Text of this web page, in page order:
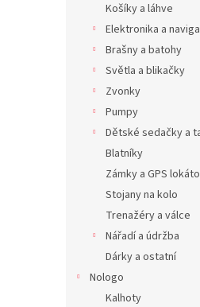
Košíky a láhve
Elektronika a
Brašny a batohy
Světla a blikačky
Zvonky
Pumpy
Dětské sedačky a
Blatníky
Zámky a GPS
Stojany na kolo
Trenažéry a válce
Nářadí a údržba
Dárky a ostatní
Nologo
Kalhoty